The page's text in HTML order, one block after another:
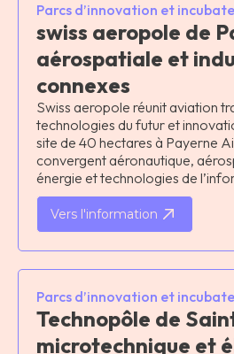
Parcs d’innovation et
swiss aeropole de
aérospatiale et
connexes
Swiss aeropole réunit aviation
technologies du futur et
site de 40 hectares à Payerne
convergent aéronautique,
énergie et technologies de
Vers l'information
Parcs d’innovation et
Technopôle de
microtechnique et